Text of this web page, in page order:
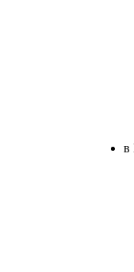
в